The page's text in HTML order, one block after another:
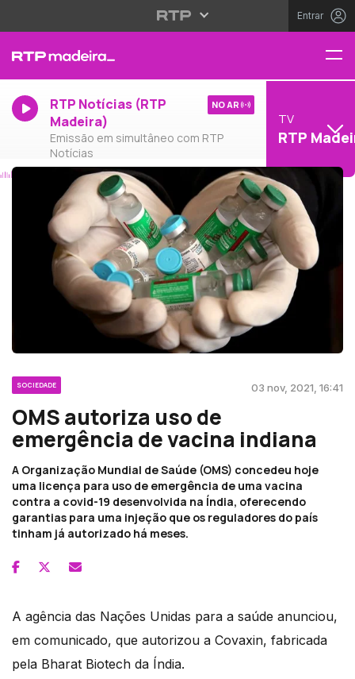
Entrar
RTP Notícias (RTP
Madeira)
Emissão em simultâneo com RTP
Notícias
NO AR
TV
RTP
SOCIEDADE 03 nov, 2021, 16:41
OMS autoriza uso de
emergência de vacina indiana
A Organização Mundial de Saúde (OMS) concedeu hoje
uma licença para uso de emergência de uma vacina
contra a covid-19 desenvolvida na Índia, oferecendo
garantias para uma injeção que os reguladores do país
tinham já autorizado há meses.
A agência das Nações Unidas para a saúde anunciou,
em comunicado, que autorizou a Covaxin, fabricada
pela Bharat Biotech da Índia.